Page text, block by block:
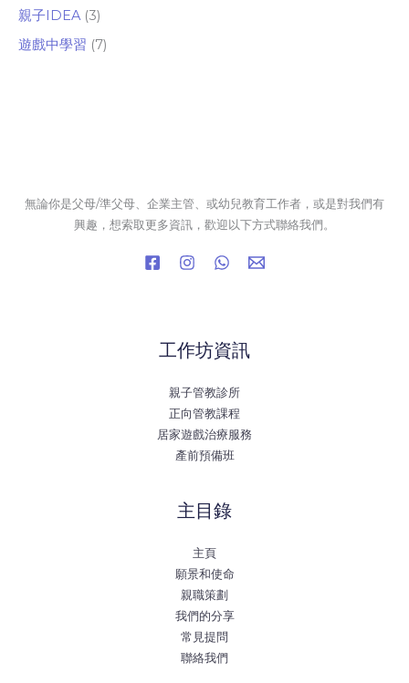
親子IDEA(3)
遊戲中學習 (7)
無論你是父母/準父母、企業主管、或幼兒教育工作者，或是對我們有
興趣，想索取更多資訊，歡迎以下方式聯絡我們。
工作坊資訊
親子管教診所
正向管教課程
居家遊戲治療服務
產前預備班
主目錄
主頁
願景和使命
親職策劃
我們的分享
常見提問
聯絡我們